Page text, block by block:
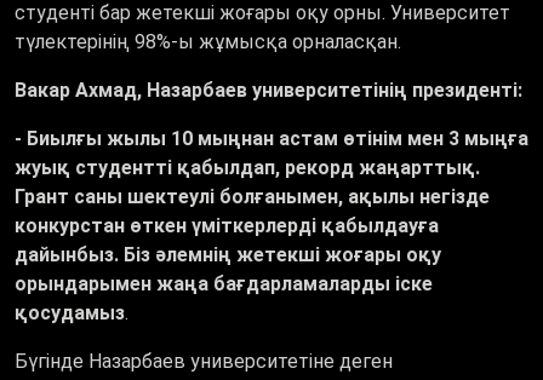
студенті бар жетекші жоғары оқу орны. Университет
түлектерінің 98%-ы жұмысқа орналасқан.
Вакар Ахмад, Назарбаев университетінің президенті:
- Биылғы жылы 10 мыңнан астам өтінім мен 3 мыңға
жуық студентті қабылдап, рекорд жаңарттық.
Грант саны шектеулі болғанымен, ақылы негізде
конкурстан өткен үміткерлерді қабылдауға
дайынбыз. Біз әлемнің жетекші жоғары оқу
орындарымен жаңа бағдарламаларды іске
қосудамыз.
Бүгінде Назарбаев университетіне деген